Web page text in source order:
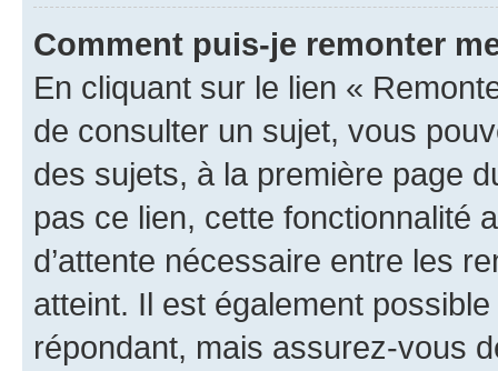
Comment puis-je remonter
En cliquant sur le lien «
de consulter un sujet, vous
des sujets, à la première page
pas ce lien, cette fonctionnalité
d’attente nécessaire entre les
atteint. Il est également
répondant, mais assurez-vous